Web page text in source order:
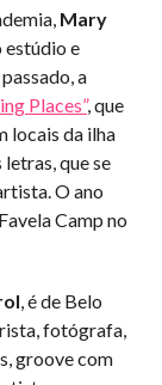
Mary
estúdio e
a
Places”, que
locais da ilha
que se
O ano
Camp no
, é de Belo
fotógrafa,
groove com